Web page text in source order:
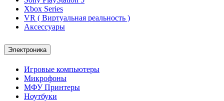
Xbox Series
VR ( Виртуальная реальность )
Аксессуары
Электроника
Игровые компьютеры
Микрофоны
МФУ Принтеры
Ноутбуки